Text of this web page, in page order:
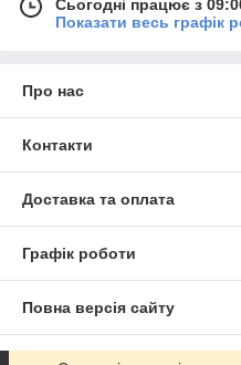
Сьогодні працює з
Показати весь графік
Про нас
Контакти
Доставка та оплата
Графік роботи
Повна версія сайту